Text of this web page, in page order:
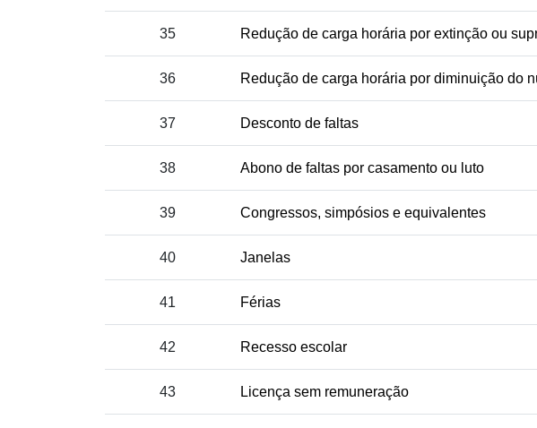
35 Redução de carga horária por extinção ou
36 Redução de carga horária por diminuição do
37 Desconto de faltas
38 Abono de faltas por casamento ou luto
39 Congressos, simpósios e equivalentes
40 Janelas
41 Férias
42 Recesso escolar
43 Licença sem remuneração